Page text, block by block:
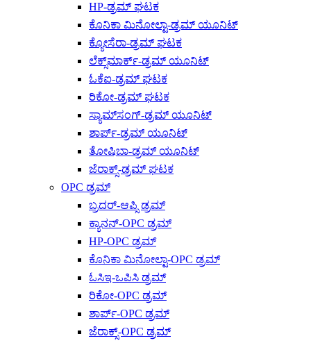
HP-ಡ್ರಮ್ ಘಟಕ
ಕೊನಿಕಾ ಮಿನೋಲ್ಟಾ-ಡ್ರಮ್ ಯೂನಿಟ್
ಕ್ಯೋಸೆರಾ-ಡ್ರಮ್ ಘಟಕ
ಲೆಕ್ಸ್‌ಮಾರ್ಕ್-ಡ್ರಮ್ ಯೂನಿಟ್
ಓಕೆಐ-ಡ್ರಮ್ ಘಟಕ
ರಿಕೋ-ಡ್ರಮ್ ಘಟಕ
ಸ್ಯಾಮ್‌ಸಂಗ್-ಡ್ರಮ್ ಯೂನಿಟ್
ಶಾರ್ಪ್-ಡ್ರಮ್ ಯೂನಿಟ್
ತೋಷಿಬಾ-ಡ್ರಮ್ ಯೂನಿಟ್
ಜೆರಾಕ್ಸ್-ಡ್ರಮ್ ಘಟಕ
OPC ಡ್ರಮ್
ಬ್ರದರ್-ಆಪ್ಸಿ ಡ್ರಮ್
ಕ್ಯಾನನ್-OPC ಡ್ರಮ್
HP-OPC ಡ್ರಮ್
ಕೊನಿಕಾ ಮಿನೋಲ್ಟಾ-OPC ಡ್ರಮ್
ಓಸಿಇ-ಒಪಿಸಿ ಡ್ರಮ್
ರಿಕೋ-OPC ಡ್ರಮ್
ಶಾರ್ಪ್-OPC ಡ್ರಮ್
ಜೆರಾಕ್ಸ್-OPC ಡ್ರಮ್